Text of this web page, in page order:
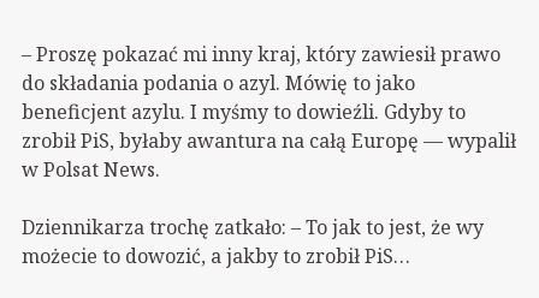
– Proszę pokazać mi inny kraj, który zawiesił prawo
do składania podania o azyl. Mówię to jako
beneficjent azylu. I myśmy to dowieźli. Gdyby to
zrobił PiS, byłaby awantura na całą Europę — wypalił
w Polsat News.
Dziennikarza trochę zatkało: – To jak to jest, że wy
możecie to dowozić, a jakby to zrobił PiS…